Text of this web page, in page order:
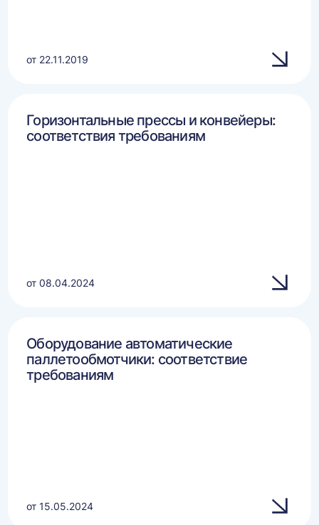
от 22.11.2019
Горизонтальные прессы и конвейеры:
соответствия требованиям
от 08.04.2024
Оборудование автоматические
паллетообмотчики: соответствие
требованиям
от 15.05.2024